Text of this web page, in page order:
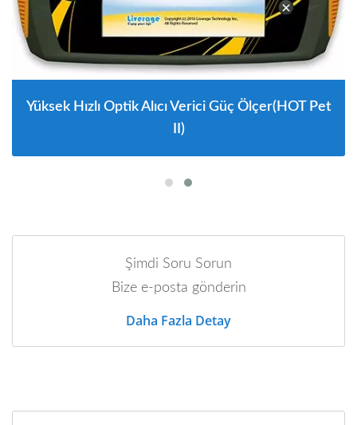
Yüksek Hızlı Optik Alıcı Verici Güç Ölçer(HOT Pet
II)
Şimdi Soru Sorun
Bize e-posta gönderin
Daha Fazla Detay